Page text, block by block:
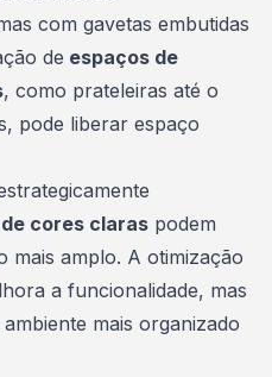
com gavetas embutidas
de espaços de
, como prateleiras até o
pode liberar espaço
cores claras podem
mais amplo. A otimização
a funcionalidade, mas
mais organizado